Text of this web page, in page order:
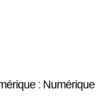
: Numérique